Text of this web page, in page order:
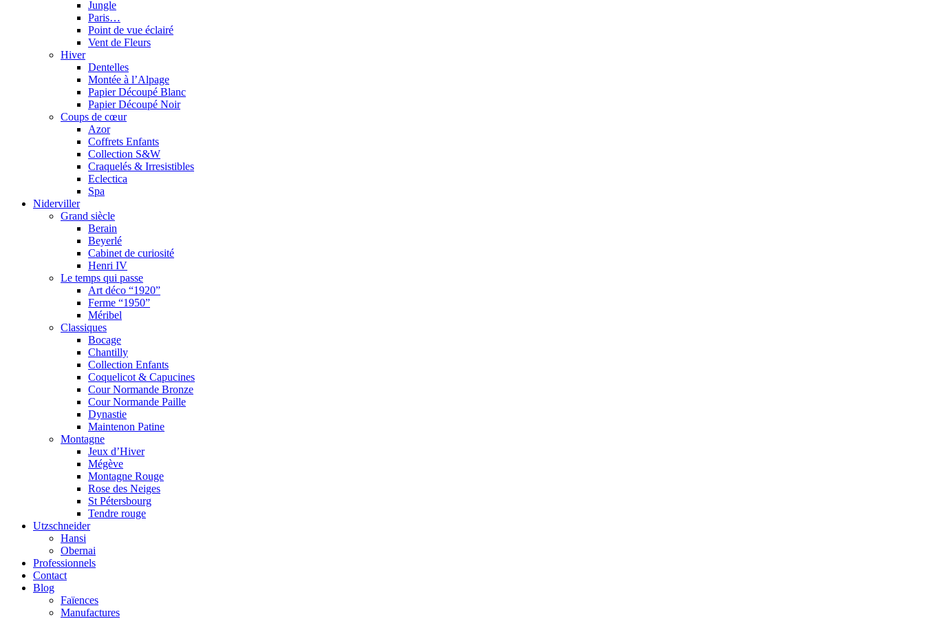
Jungle
Paris…
Point de vue éclairé
Vent de Fleurs
Hiver
Dentelles
Montée à l’Alpage
Papier Découpé Blanc
Papier Découpé Noir
Coups de cœur
Azor
Coffrets Enfants
Collection S&W
Craquelés & Irresistibles
Eclectica
Spa
Niderviller
Grand siècle
Berain
Beyerlé
Cabinet de curiosité
Henri IV
Le temps qui passe
Art déco “1920”
Ferme “1950”
Méribel
Classiques
Bocage
Chantilly
Collection Enfants
Coquelicot & Capucines
Cour Normande Bronze
Cour Normande Paille
Dynastie
Maintenon Patine
Montagne
Jeux d’Hiver
Mégève
Montagne Rouge
Rose des Neiges
St Pétersbourg
Tendre rouge
Utzschneider
Hansi
Obernai
Professionnels
Contact
Blog
Faïences
Manufactures